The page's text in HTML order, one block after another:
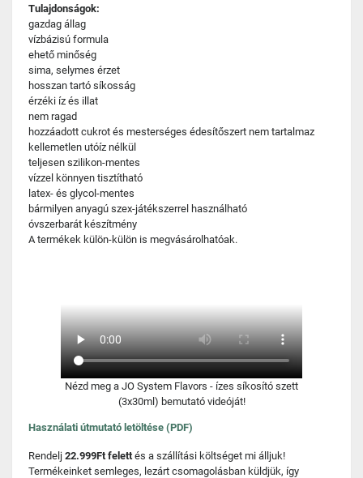
Tulajdonságok:
gazdag állag
vízbázisú formula
ehető minőség
sima, selymes érzet
hosszan tartó síkosság
érzéki íz és illat
nem ragad
hozzáadott cukrot és mesterséges édesítőszert nem tartalmaz
kellemetlen utóíz nélkül
teljesen szilikon-mentes
vízzel könnyen tisztítható
latex- és glycol-mentes
bármilyen anyagú szex-játékszerrel használható
óvszerbarát készítmény
A termékek külön-külön is megvásárolhatóak.
Nézd meg a JO System Flavors - ízes síkosító szett
(3x30ml) bemutató videóját!
Használati útmutató letöltése (PDF)
Rendelj 22.999Ft felettés a szállítási költséget mi álljuk!
Termékeinket semleges, lezárt csomagolásban küldjük, így